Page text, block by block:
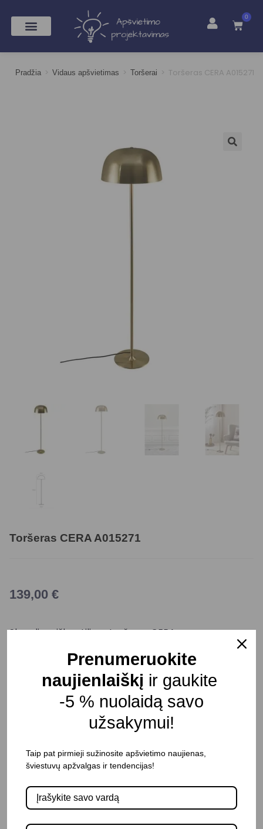
0
Pradžia > Vidaus apšvietimas > Toršerai > Toršeras CERA A015271
Toršeras CERA A015271
139,00 €
Skandinaviško stiliaus toršeras CERA.
Maksimali galia: 40 W
Maitinimo įtampa: 230 V
Aukštis: 1400 mm
Diametras: 360 mm
Korpuso spalva: Žalvario
Atsparumas drėgmei: IP20
Pristatymo terminas: 25 -30 d. d
Prenumeruokite
naujienlaiškį ir gaukite
-5 % nuolaidą savo
užsakymui!
Taip pat pirmieji sužinosite apšvietimo naujienas,
šviestuvų apžvalgas ir tendencijas!